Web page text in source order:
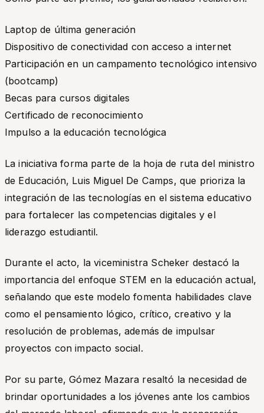
Laptop de última generación
Dispositivo de conectividad con acceso a internet
Participación en un campamento tecnológico intensivo
(bootcamp)
Becas para cursos digitales
Certificado de reconocimiento
Impulso a la educación tecnológica
La iniciativa forma parte de la hoja de ruta del ministro
de Educación, Luis Miguel De Camps, que prioriza la
integración de las tecnologías en el sistema educativo
para fortalecer las competencias digitales y el
liderazgo estudiantil.
Durante el acto, la viceministra Scheker destacó la
importancia del enfoque STEM en la educación actual,
señalando que este modelo fomenta habilidades clave
como el pensamiento lógico, crítico, creativo y la
resolución de problemas, además de impulsar
proyectos con impacto social.
Por su parte, Gómez Mazara resaltó la necesidad de
brindar oportunidades a los jóvenes ante los cambios